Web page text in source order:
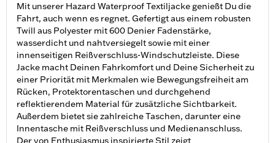
Mit unserer Hazard Waterproof Textiljacke genießt Du die
Fahrt, auch wenn es regnet. Gefertigt aus einem robusten
Twill aus Polyester mit 600 Denier Fadenstärke,
wasserdicht und nahtversiegelt sowie mit einer
innenseitigen Reißverschluss-Windschutzleiste. Diese
Jacke macht Deinen Fahrkomfort und Deine Sicherheit zu
einer Priorität mit Merkmalen wie Bewegungsfreiheit am
Rücken, Protektorentaschen und durchgehend
reflektierendem Material für zusätzliche Sichtbarkeit.
Außerdem bietet sie zahlreiche Taschen, darunter eine
Innentasche mit Reißverschluss und Medienanschluss.
Der von Enthusiasmus inspirierte Stil zeigt